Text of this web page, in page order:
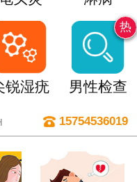
锐湿疣
热
男性检查
15754536019